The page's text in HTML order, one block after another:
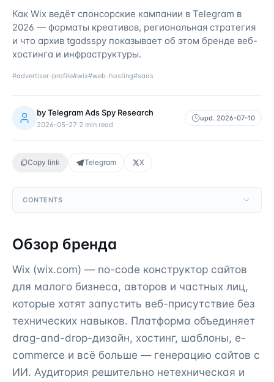
Как Wix ведёт спонсорские кампании в Telegram в
2026 — форматы креативов, региональная стратегия
и что архив tgadsspy показывает об этом бренде веб-
хостинга и инфраструктуры.
#advertiser-profile#wix#web-hosting#saas
byTelegram Ads Spy Research
2026-05-27·2 min read
upd. 2026-07-10
Copy link Telegram X
CONTENTS
Обзор бренда
Wix (wix.com) — no-code конструктор сайтов
для малого бизнеса, авторов и частных лиц,
которые хотят запустить веб-присутствие без
технических навыков. Платформа объединяет
drag-and-drop-дизайн, хостинг, шаблоны, e-
commerce и всё больше — генерацию сайтов с
ИИ. Аудитория решительно нетехническая и